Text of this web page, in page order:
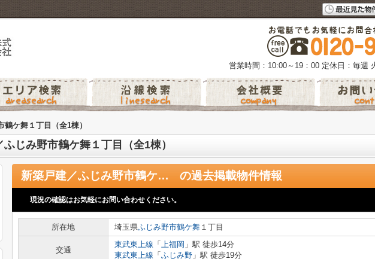
営業時間：10:00～19：00 定休日：毎週
ケ舞１丁目（全1棟）
じみ野市鶴ケ舞１丁目（全1棟）
新築戸建／ふじみ野市鶴ケ舞１丁目（全1棟） の過去掲載物件情報
現況の確認はお気軽にお問い合わせください。
所在地 埼玉県ふじみ野市鶴ケ舞 １丁目
交通
東武東上線 「 上福岡 」駅 徒歩14分
東武東上線 「 ふじみ野 」駅 徒歩19分